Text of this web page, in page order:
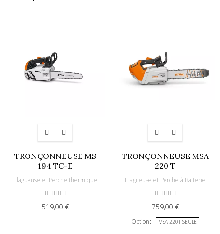
TRONÇONNEUSE MS
194 TC-E
Elagueuse et Perche thermique
519,00 €
TRONÇONNEUSE MSA
220 T
Elagueuse et Perche à Batterie
759,00 €
Option MSA 220T SEULE